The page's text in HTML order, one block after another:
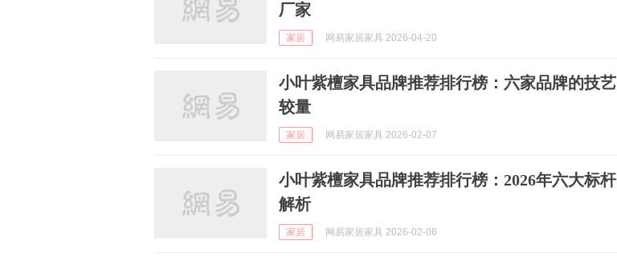
厂家
家居 网易家居家具 2026-04-20
小叶紫檀家具品牌推荐排行榜：六家品牌的技艺
较量
家居 网易家居家具 2026-02-07
小叶紫檀家具品牌推荐排行榜：2026年六大标杆
解析
家居 网易家居家具 2026-02-06